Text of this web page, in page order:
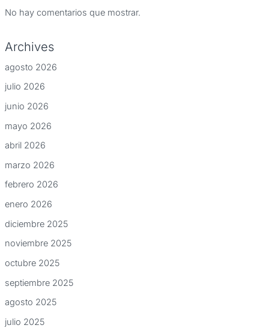
No hay comentarios que mostrar.
Archives
agosto 2026
julio 2026
junio 2026
mayo 2026
abril 2026
marzo 2026
febrero 2026
enero 2026
diciembre 2025
noviembre 2025
octubre 2025
septiembre 2025
agosto 2025
julio 2025